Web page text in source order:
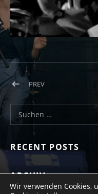
PREVPOST: BILD17
Suchen nach:
RECENT POSTS
ARCHIV
Wir verwenden Cookies,